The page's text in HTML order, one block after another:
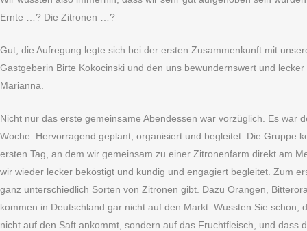
Ernte …? Die Zitronen …?
Gut, die Aufregung legte sich bei der ersten Zusammenkunft mit
Gastgeberin Birte Kokocinski und den uns bewundernswert und
Marianna.
Nicht nur das erste gemeinsame Abendessen war vorzüglich. Es war
Woche. Hervorragend geplant, organisiert und begleitet. Die Gruppe
ersten Tag, an dem wir gemeinsam zu einer Zitronenfarm direkt am
wir wieder lecker beköstigt und kundig und engagiert begleitet. Zum
ganz unterschiedlich Sorten von Zitronen gibt. Dazu Orangen,
kommen in Deutschland gar nicht auf den Markt. Wussten Sie schon,
nicht auf den Saft ankommt, sondern auf das Fruchtfleisch, und dass